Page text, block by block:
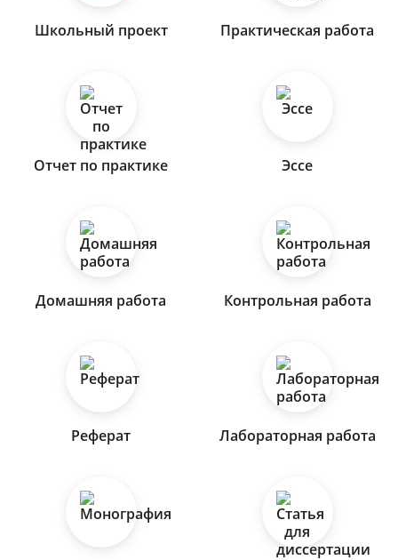
Школьный проект Практическая работа
Отчет по практике Эссе
Домашняя работа Контрольная работа
Реферат Лабораторная работа